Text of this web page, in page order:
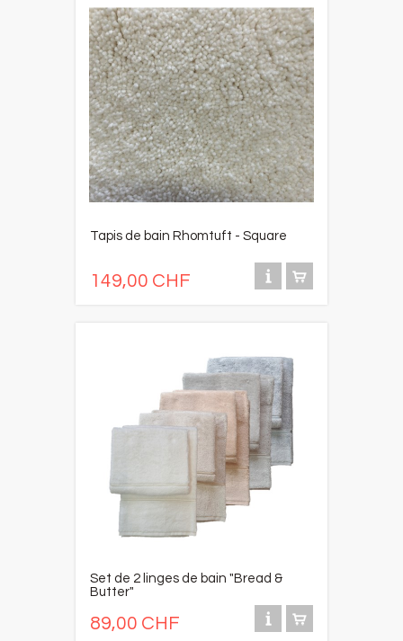
Tapis de bain Rhomtuft - Square
149,00 CHF
Set de 2 linges de bain "Bread &
Butter"
89,00 CHF